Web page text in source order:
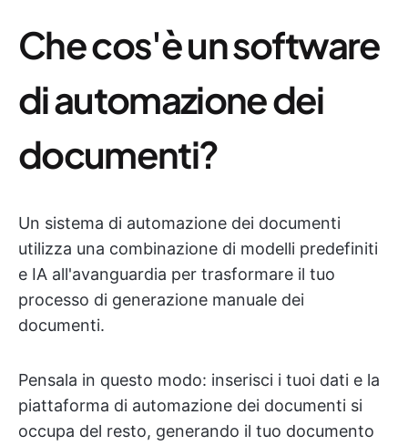
Che cos'è un software
di automazione dei
documenti?
Un sistema di automazione dei documenti
utilizza una combinazione di modelli predefiniti
e IA all'avanguardia per trasformare il tuo
processo di generazione manuale dei
documenti.
Pensala in questo modo: inserisci i tuoi dati e la
piattaforma di automazione dei documenti si
occupa del resto, generando il tuo documento